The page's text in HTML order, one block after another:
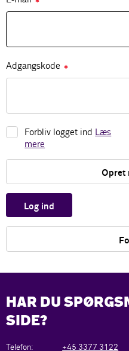
Adgangskode ✱
Forbliv logget ind Læs
mere
Opret
Log ind
HAR DU
SIDE?
Telefon: +45 3377 3122